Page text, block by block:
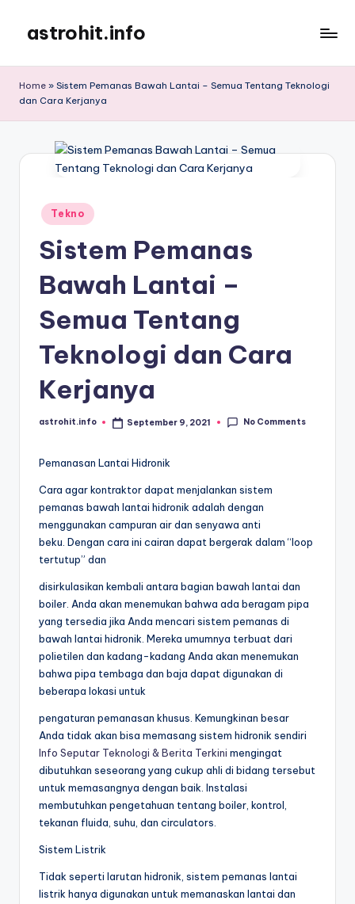
content
astrohit.info
Akurat
Home » Sistem Pemanas Bawah Lantai – Semua Tentang Teknologi
dan Cara Kerjanya
Posted
in
Tekno
Sistem Pemanas
Bawah Lantai –
Semua Tentang
Teknologi dan Cara
Kerjanya
Posted
astrohit.info September 9, 2021 No Comments
Pemanasan Lantai Hidronik
Cara agar kontraktor dapat menjalankan sistem
pemanas bawah lantai hidronik adalah dengan
menggunakan campuran air dan senyawa anti
beku. Dengan cara ini cairan dapat bergerak dalam “loop
tertutup” dan
disirkulasikan kembali antara bagian bawah lantai dan
boiler. Anda akan menemukan bahwa ada beragam pipa
yang tersedia jika Anda mencari sistem pemanas di
bawah lantai hidronik. Mereka umumnya terbuat dari
polietilen dan kadang-kadang Anda akan menemukan
bahwa pipa tembaga dan baja dapat digunakan di
beberapa lokasi untuk
pengaturan pemanasan khusus. Kemungkinan besar
Anda tidak akan bisa memasang sistem hidronik sendiri
Info Seputar Teknologi & Berita Terkini mengingat
dibutuhkan seseorang yang cukup ahli di bidang tersebut
untuk memasangnya dengan baik. Instalasi
membutuhkan pengetahuan tentang boiler, kontrol,
tekanan fluida, suhu, dan circulators.
Sistem Listrik
Tidak seperti larutan hidronik, sistem pemanas lantai
listrik hanya digunakan untuk memanaskan lantai dan